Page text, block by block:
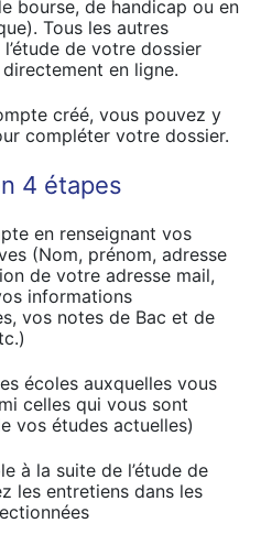
bourse, de handicap ou en
Tous les autres
de votre dossier
en ligne.
créé, vous pouvez y
compléter votre dossier.
4 étapes
en renseignant vos
(Nom, prénom, adresse
de votre adresse mail,
informations
vos notes de Bac et de
écoles auxquelles vous
celles qui vous sont
vos études actuelles)
à la suite de l’étude de
les entretiens dans les